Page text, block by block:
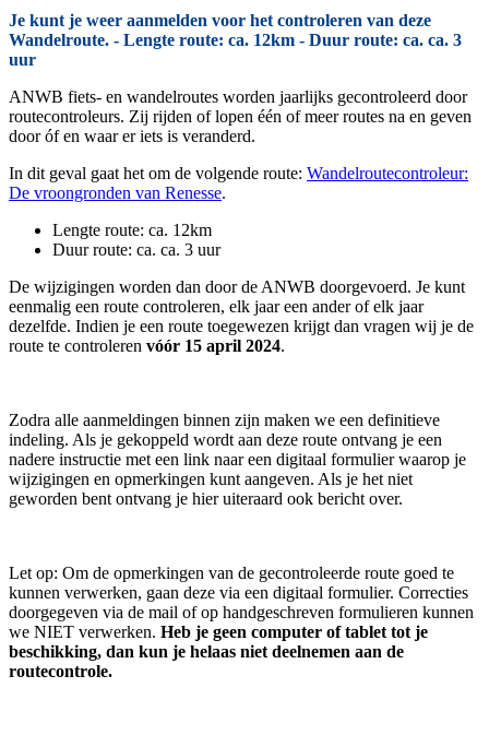
Je kunt je weer aanmelden voor het controleren van deze
Wandelroute. - Lengte route: ca. 12km - Duur route: ca. ca. 3
uur
ANWB fiets- en wandelroutes worden jaarlijks gecontroleerd door
routecontroleurs. Zij rijden of lopen één of meer routes na en geven
door óf en waar er iets is veranderd.
In dit geval gaat het om de volgende route: Wandelroutecontroleur:
De vroongronden van Renesse.
Lengte route: ca. 12km
Duur route: ca. ca. 3 uur
De wijzigingen worden dan door de ANWB doorgevoerd. Je kunt
eenmalig een route controleren, elk jaar een ander of elk jaar
dezelfde. Indien je een route toegewezen krijgt dan vragen wij je de
route te controleren vóór 15 april 2024.
Zodra alle aanmeldingen binnen zijn maken we een definitieve
indeling. Als je gekoppeld wordt aan deze route ontvang je een
nadere instructie met een link naar een digitaal formulier waarop je
wijzigingen en opmerkingen kunt aangeven. Als je het niet
geworden bent ontvang je hier uiteraard ook bericht over.
Let op: Om de opmerkingen van de gecontroleerde route goed te
kunnen verwerken, gaan deze via een digitaal formulier. Correcties
doorgegeven via de mail of op handgeschreven formulieren kunnen
we NIET verwerken. Heb je geen computer of tablet tot je
beschikking, dan kun je helaas niet deelnemen aan de
routecontrole.